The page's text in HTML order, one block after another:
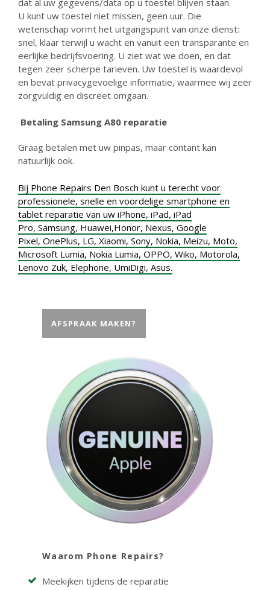
U kunt uw toestel niet missen, geen uur. Die
wetenschap vormt het uitgangspunt van onze dienst:
snel, klaar terwijl u wacht en vanuit een transparante en
eerlijke bedrijfsvoering. U ziet wat we doen, en dat
tegen zeer scherpe tarieven. Uw toestel is waardevol
en bevat privacygevoelige informatie, waarmee wij zeer
zorgvuldig en discreet omgaan.
Betaling Samsung A80 reparatie
Graag betalen met uw pinpas, maar contant kan
natuurlijk ook.
Bij Phone Repairs Den Bosch kunt u terecht voor
professionele, snelle en voordelige smartphone en
tablet reparatie van uw iPhone, iPad, iPad
Pro, Samsung, Huawei,Honor, Nexus, Google
Pixel, OnePlus, LG, Xiaomi, Sony, Nokia, Meizu, Moto,
Microsoft Lumia, Nokia Lumia, OPPO, Wiko, Motorola,
Lenovo Zuk, Elephone, UmiDigi, Asus.
AFSPRAAK MAKEN?
Waarom Phone Repairs?
Meekijken tijdens de reparatie